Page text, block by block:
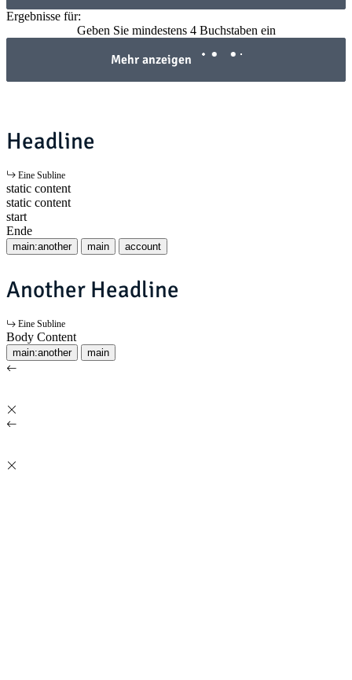
Ergebnisse für:
Geben Sie mindestens 4 Buchstaben ein
Mehr anzeigen
Headline
Eine Subline
static content
static content
start
Ende
main:another main account
Another Headline
Eine Subline
Body Content
main:another main